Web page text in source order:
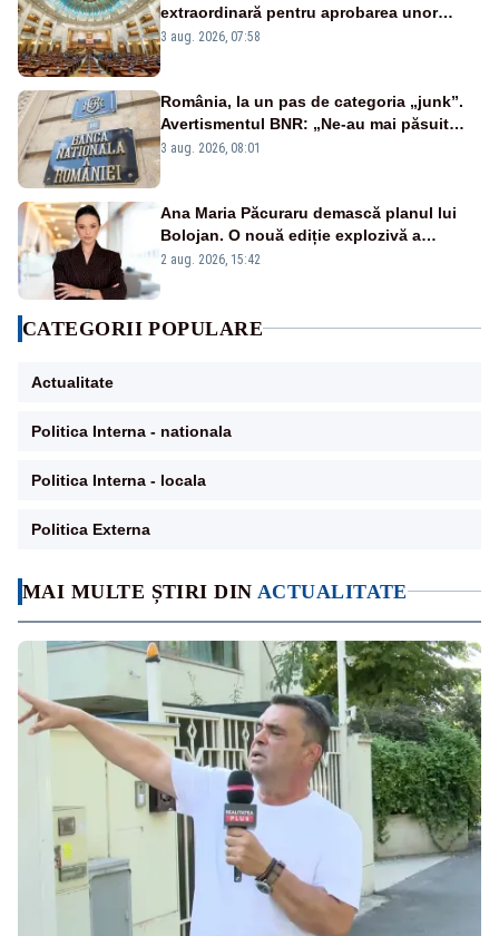
MAI MULTE ȘTIRI DIN ACTUALITATE
extraordinară pentru aprobarea unor
jaloane din PNRR
3 aug. 2026, 07:58
România, la un pas de categoria „junk”.
Avertismentul BNR: „Ne-au mai păsuit
pentru câteva luni”
3 aug. 2026, 08:01
Ana Maria Păcuraru demască planul lui
Bolojan. O nouă ediție explozivă a
emisiunii „Miza Zilei” la Realitatea PLUS
2 aug. 2026, 15:42
CATEGORII POPULARE
Actualitate
Politica Interna - nationala
Politica Interna - locala
Politica Externa